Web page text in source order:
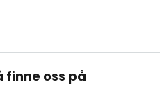
finne oss på